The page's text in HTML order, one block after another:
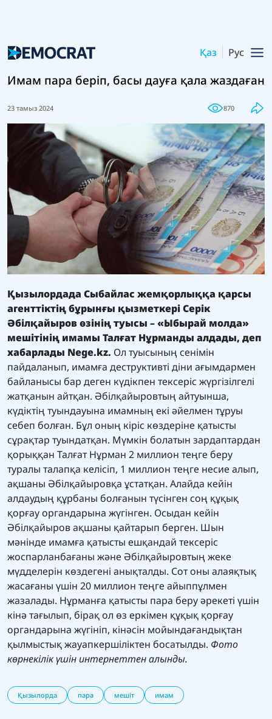
Қаз Рус
Имам пара беріп, басы дауға қала жаздаған
23 тамыз 2024 870
Қызылордада Сыбайлас жемқорлыққа қарсы
агенттіктің бұрынғы қызметкері Серік
Әбілқайыров өзінің туысы – «Ыбырай молда»
мешітінің имамы Талғат Нұрманды алдады, деп
хабарлады Nege.kz. Ол туысының сенімін
пайдаланып, имамға деструктивті діни ағымдармен
байланысы бар деген күдікпен тексеріс жүргізілгелі
жатқанын айтқан. Әбілқайыровтың айтуынша,
күдіктің туындауына имамның екі әйелмен тұруы
себеп болған. Бұл оның кіріс көздеріне қатысты
сұрақтар туындатқан. Мүмкін болатын зардаптардан
қорыққан Талғат Нұрман 2 миллион теңге беру
туралы талапқа келісіп, 1 миллион теңге несие алып,
ақшаны Әбілқайыровқа ұстатқан. Алайда кейін
алдаудың құрбаны болғанын түсінген соң құқық
қорғау органдарына жүгінген. Осыдан кейін
Әбілқайыров ақшаны қайтарып берген. Шын
мәнінде имамға қатысты ешқандай тексеріс
жоспарланбағаны және Әбілқайыровтың жеке
мүдделерін көздегені анықталды. Сот оны алаяқтық
жасағаны үшін 20 миллион теңге айыппұлмен
жазалады. Нұрманға қатысты пара беру әрекеті үшін
кінә тағылып, бірақ ол өз еркімен құқық қорғау
органдарына жүгініп, кінәсін мойындағандықтан
қылмыстық жауапкершіліктен босатылды. Фото
көрнекілік үшін интернеттен алынды.
Қызылорда пара мешіт имам